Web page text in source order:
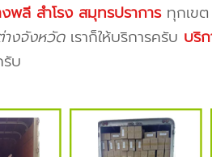
พลี สำโรง สมุทรปราการทุกเขต
งจังหวัดเราก็ให้บริการครับ บริ
บ